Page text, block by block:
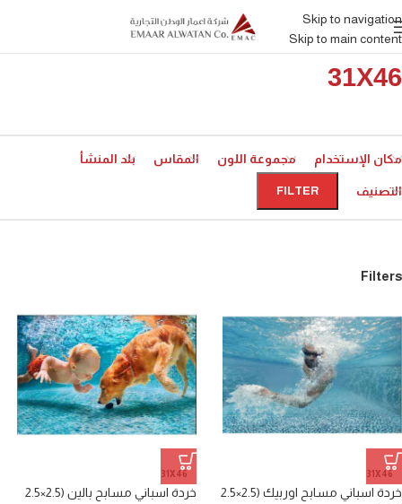
Skip to navigation
Skip to main content
31X46
مكان الإستخدام مجموعة اللون المقاس بلد المنشأ
التصنيف FILTER
Filters
31X46
خردة اسباني مسابح اوربيك (2.5×2.5
31X46
خردة اسباني مسابح بالين (2.5×2.5